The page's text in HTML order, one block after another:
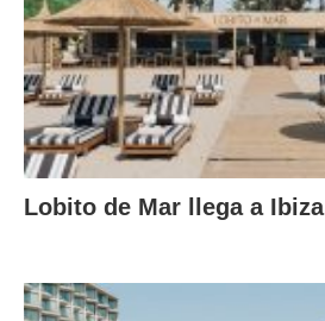
Lobito de Mar llega a Ibiza